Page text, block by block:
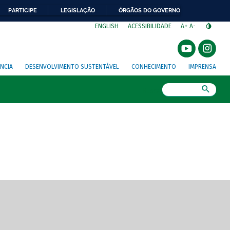
PARTICIPE LEGISLAÇÃO ÓRGÃOS DO GOVERNO
ENGLISH ACESSIBILIDADE A+ A-
DESENVOLVIMENTO SUSTENTÁVEL CONHECIMENTO IMPRENSA
de tela